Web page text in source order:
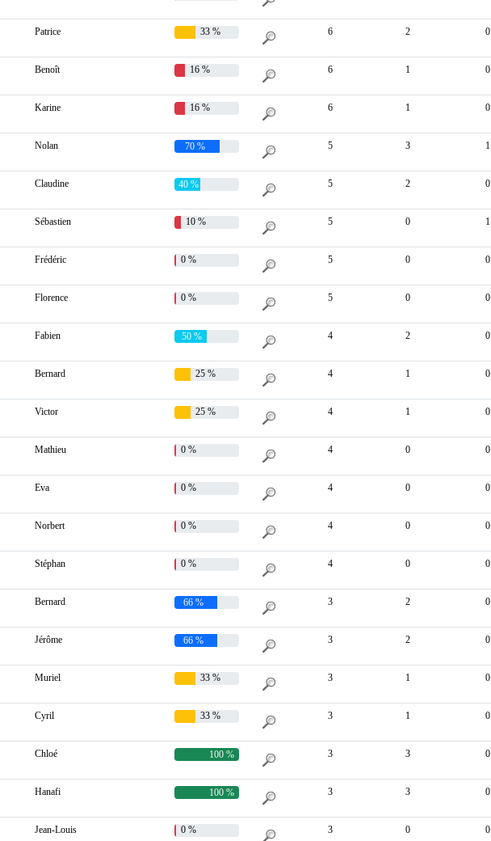
Patrice 33 % 6 2 0
Benoît 16 % 6 1 0
Karine 16 % 6 1 0
Nolan 70 % 5 3 1
Claudine 40 % 5 2 0
Sébastien 10 % 5 0 1
Frédéric 0 % 5 0 0
Florence 0 % 5 0 0
Fabien 50 % 4 2 0
Bernard 25 % 4 1 0
Victor 25 % 4 1 0
Mathieu 0 % 4 0 0
Eva 0 % 4 0 0
Norbert 0 % 4 0 0
Stéphan 0 % 4 0 0
Bernard 66 % 3 2 0
Jérôme 66 % 3 2 0
Muriel 33 % 3 1 0
Cyril 33 % 3 1 0
Chloé 100 % 3 3 0
Hanafi 100 % 3 3 0
Jean-Louis 0 % 3 0 0